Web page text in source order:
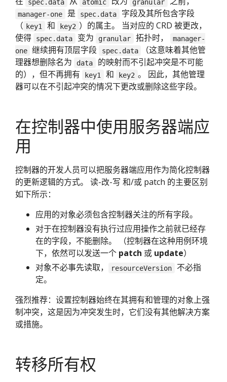
spec.data atomic granular
manager-one 是 spec.data
字段及其所包含字段
（ key1 和 key2 ）的属主。 当对应的 CRD 被更改，
使得
spec.data 变为 granular 拓扑时，
manager-
one 继续拥有顶层字段 spec.data
（这意味着其他管
理器想删除名为
data
的映射而不引起冲突是不可能
的），但不再拥有
key1 和 key2 。 因此，其他管理
器可以在不引起冲突的情况下更改或删除这些字段。
在控制器中使用服务器端应
用
控制器的开发人员可以把服务器端应用作为简化控制器
的更新逻辑的方式。 读-改-写 和/或 patch 的主要区别
如下所示：
应用的对象必须包含控制器关注的所有字段。
对于在控制器没有执行过应用操作之前就已经存
在的字段，不能删除。 （控制器在这种用例环境
下，依然可以发送一个 patch 或 update）
对象不必事先读取，
resourceVersion
不必指
定。
强烈推荐：设置控制器始终在其拥有和管理的对象上强
制冲突，这是因为冲突发生时，它们没有其他解决方案
或措施。
转移所有权